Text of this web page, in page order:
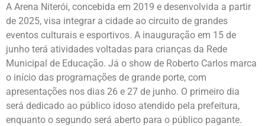
A Arena Niterói, concebida em 2019 e desenvolvida a partir
de 2025, visa integrar a cidade ao circuito de grandes
eventos culturais e esportivos. A inauguração em 15 de
junho terá atividades voltadas para crianças da Rede
Municipal de Educação. Já o show de Roberto Carlos marca
o início das programações de grande porte, com
apresentações nos dias 26 e 27 de junho. O primeiro dia
será dedicado ao público idoso atendido pela prefeitura,
enquanto o segundo será aberto para o público pagante.